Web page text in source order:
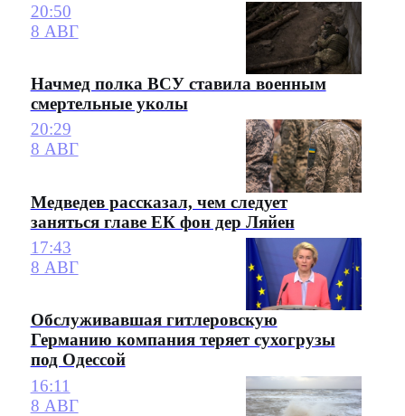
20:50
8 АВГ
Начмед полка ВСУ ставила военным
смертельные уколы
20:29
8 АВГ
Медведев рассказал, чем следует
заняться главе ЕК фон дер Ляйен
17:43
8 АВГ
Обслуживавшая гитлеровскую
Германию компания теряет сухогрузы
под Одессой
16:11
8 АВГ